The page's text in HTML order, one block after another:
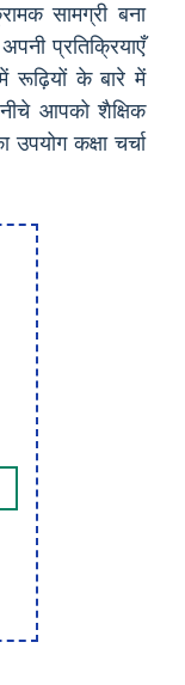
सामग्री बना
प्रतिक्रियाएँ
रूढ़ियों के बारे में
आपको शैक्षिक
कक्षा चर्चा